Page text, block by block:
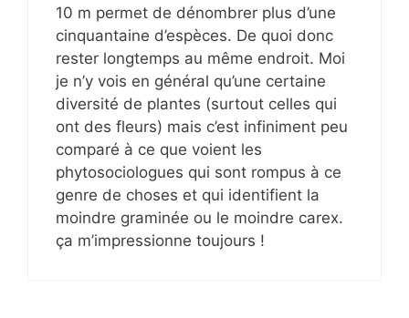
10 m permet de dénombrer plus d’une
cinquantaine d’espèces. De quoi donc
rester longtemps au même endroit. Moi
je n’y vois en général qu’une certaine
diversité de plantes (surtout celles qui
ont des fleurs) mais c’est infiniment peu
comparé à ce que voient les
phytosociologues qui sont rompus à ce
genre de choses et qui identifient la
moindre graminée ou le moindre carex.
ça m’impressionne toujours !